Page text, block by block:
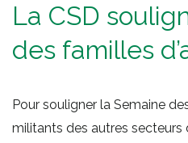
La CSD
des familles
Pour souligner la Semaine
militants des autres secteurs